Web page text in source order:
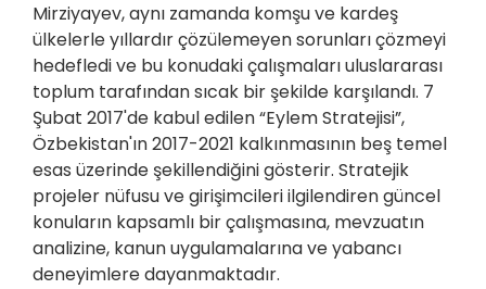
Mirziyayev, aynı zamanda komşu ve kardeş
ülkelerle yıllardır çözülemeyen sorunları çözmeyi
hedefledi ve bu konudaki çalışmaları uluslararası
toplum tarafından sıcak bir şekilde karşılandı. 7
Şubat 2017'de kabul edilen “Eylem Stratejisi”,
Özbekistan'ın 2017-2021 kalkınmasının beş temel
esas üzerinde şekillendiğini gösterir. Stratejik
projeler nüfusu ve girişimcileri ilgilendiren güncel
konuların kapsamlı bir çalışmasına, mevzuatın
analizine, kanun uygulamalarına ve yabancı
deneyimlere dayanmaktadır.